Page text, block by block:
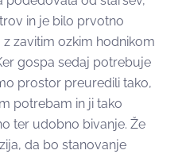
in je bilo prvotno
zavitim ozkim hodnikom
gospa sedaj potrebuje
prostor preuredili tako,
potrebam in ji tako
ter udobno bivanje. Že
da bo stanovanje